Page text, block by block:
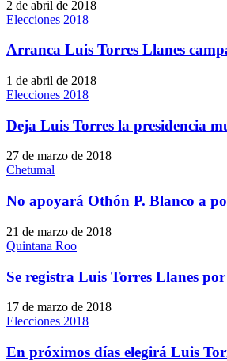
2 de abril de 2018
Elecciones 2018
Arranca Luis Torres Llanes
1 de abril de 2018
Elecciones 2018
Deja Luis Torres la presidencia
27 de marzo de 2018
Chetumal
No apoyará Othón P. Blanco a
21 de marzo de 2018
Quintana Roo
Se registra Luis Torres Llanes
17 de marzo de 2018
Elecciones 2018
En próximos días elegirá Luis